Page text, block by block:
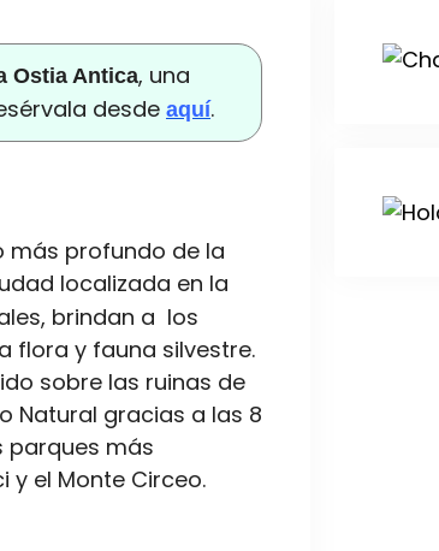
Ostia Antica, una
desde aquí.
más profundo de la
localizada en la
brindan a los
flora y fauna silvestre.
sobre las ruinas de
Natural gracias a las 8
parques más
y el Monte Circeo.